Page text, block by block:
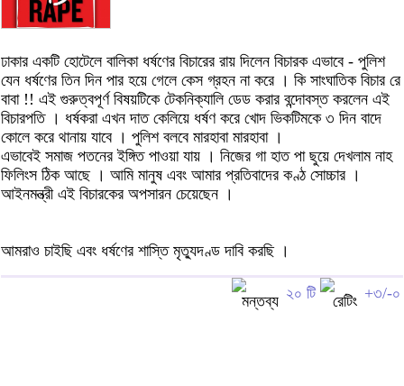
ঢাকার একটি হোটেলে বালিকা ধর্ষণের বিচারের রায় দিলেন বিচারক এভাবে - পুলিশ
যেন ধর্ষণের তিন দিন পার হয়ে গেলে কেস গ্রহন না করে । কি সাংঘাতিক বিচার রে
বাবা !! এই গুরুত্বপূর্ণ বিষয়টিকে টেকনিক্যালি ডেড করার বন্দোবস্ত করলেন এই
বিচারপতি । ধর্ষকরা এখন দাত কেলিয়ে ধর্ষণ করে খোদ ভিকটিমকে ৩ দিন বাদে
কোলে করে থানায় যাবে । পুলিশ বলবে মারহাবা মারহাবা ।
এভাবেই সমাজ পতনের ইঙ্গিত পাওয়া যায় । নিজের গা হাত পা ছুয়ে দেখলাম নাহ
ফিলিংস ঠিক আছে । আমি মানুষ এবং আমার প্রতিবাদের কণ্ঠ সোচ্চার ।
আইনমন্ত্রী এই বিচারকের অপসারন চেয়েছেন ।
আমরাও চাইছি এবং ধর্ষণের শাস্তি মৃত্যুদণ্ড দাবি করছি ।
২০ টি +৩/-০